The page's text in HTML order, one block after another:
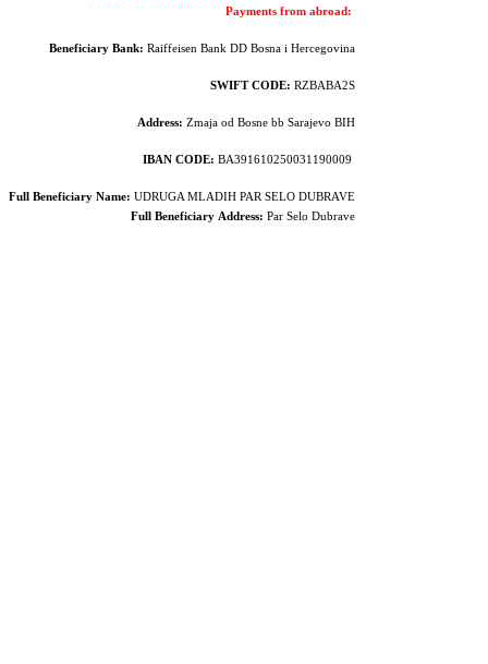
Payments from abroad:
Beneficiary Bank: Raiffeisen Bank DD Bosna i Hercegovina
SWIFT CODE: RZBABA2S
Address:Zmaja od Bosne bb Sarajevo BIH
IBAN CODE: BA391610250031190009
Full Beneficiary Name: UDRUGA MLADIH PAR SELO DUBRAVE
Full BeneficiaryAddress: Par Selo Dubrave